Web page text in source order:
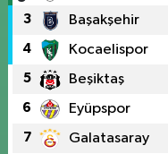
3 Başakşehir
4 Kocaelispor
5 Beşiktaş
6 Eyüpspor
7 Galatasaray